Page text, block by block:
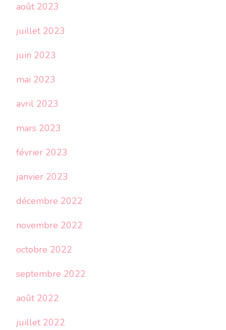
août 2023
juillet 2023
juin 2023
mai 2023
avril 2023
mars 2023
février 2023
janvier 2023
décembre 2022
novembre 2022
octobre 2022
septembre 2022
août 2022
juillet 2022